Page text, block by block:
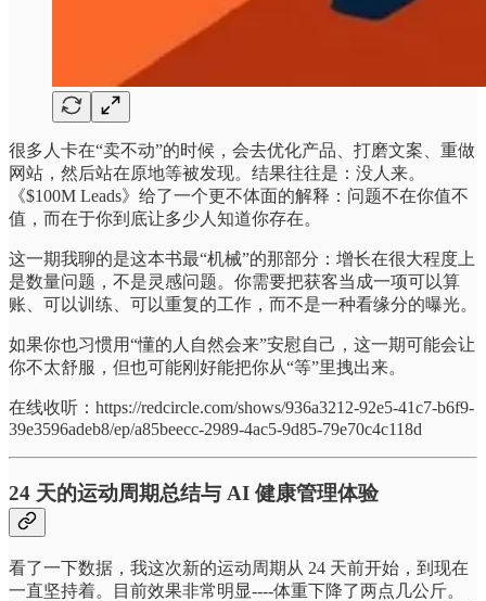
很多人卡在“卖不动”的时候，会去优化产品、打磨文案、重做
网站，然后站在原地等被发现。结果往往是：没人来。
《$100M Leads》给了一个更不体面的解释：问题不在你值不
值，而在于你到底让多少人知道你存在。
这一期我聊的是这本书最“机械”的那部分：增长在很大程度上
是数量问题，不是灵感问题。你需要把获客当成一项可以算
账、可以训练、可以重复的工作，而不是一种看缘分的曝光。
如果你也习惯用“懂的人自然会来”安慰自己，这一期可能会让
你不太舒服，但也可能刚好能把你从“等”里拽出来。
在线收听：https://redcircle.com/shows/936a3212-92e5-41c7-b6f9-
39e3596adeb8/ep/a85beecc-2989-4ac5-9d85-79e70c4c118d
24 天的运动周期总结与 AI 健康管理体验
看了一下数据，我这次新的运动周期从 24 天前开始，到现在
一直坚持着。目前效果非常明显----体重下降了两点几公斤。